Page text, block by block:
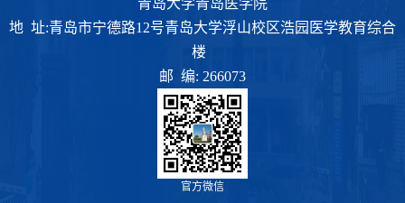
青岛大学青岛医学院
地 址:青岛市宁德路12号青岛大学浮山校区浩园医学教育综合
楼
邮 编: 266073
官方微信